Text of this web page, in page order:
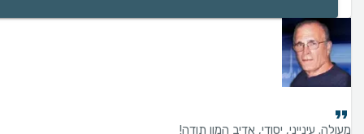
מעולה. עינייני, יסודי, אדיב המון תודה!